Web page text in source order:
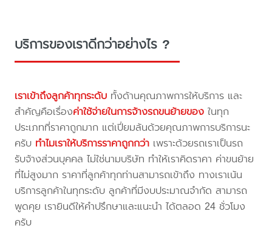
บริการของเราดีกว่าอย่างไร ?
เราเข้าถึงลูกค้าทุกระดับ ทั้งด้านคุณภาพการให้บริการ และ
สำคัญคือเรื่องค่าใช้จ่ายในการจ้างรถขนย้ายของ ในทุก
ประเภทที่ราคาถูกมาก แต่เปี่ยมล้นด้วยคุณภาพการบริการนะ
ครับ ทำไมเราให้บริการราคาถูกกว่า เพราะด้วยรถเราเป็นรถ
รับจ้างส่วนบุคคล ไม่ใช่นามบริษัท ทำให้เราคิดราคา ค่าขนย้าย
ที่ไม่สูงมาก ราคาที่ลูกค้าทุกท่านสามารถเข้าถึง ทางเราเน้น
บริการลูกค้าในทุกระดับ ลูกค้าที่มีงบประมาณจำกัด สามารถ
พูดคุย เรายินดีให้คำปรึกษาและแนะนำ ได้ตลอด 24 ชั่วโมง
ครับ